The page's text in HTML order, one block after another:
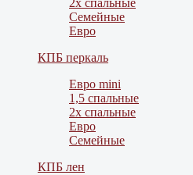
2х спальные
Семейные
Евро
КПБ перкаль
Евро mini
1,5 спальные
2х спальные
Евро
Семейные
КПБ лен